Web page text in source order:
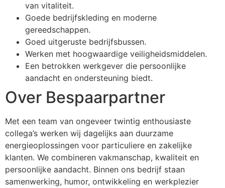
van vitaliteit.
Goede bedrijfskleding en moderne
gereedschappen.
Goed uitgeruste bedrijfsbussen.
Werken met hoogwaardige veiligheidsmiddelen.
Een betrokken werkgever die persoonlijke
aandacht en ondersteuning biedt.
Over Bespaarpartner
Met een team van ongeveer twintig enthousiaste
collega’s werken wij dagelijks aan duurzame
energieoplossingen voor particuliere en zakelijke
klanten. We combineren vakmanschap, kwaliteit en
persoonlijke aandacht. Binnen ons bedrijf staan
samenwerking, humor, ontwikkeling en werkplezier